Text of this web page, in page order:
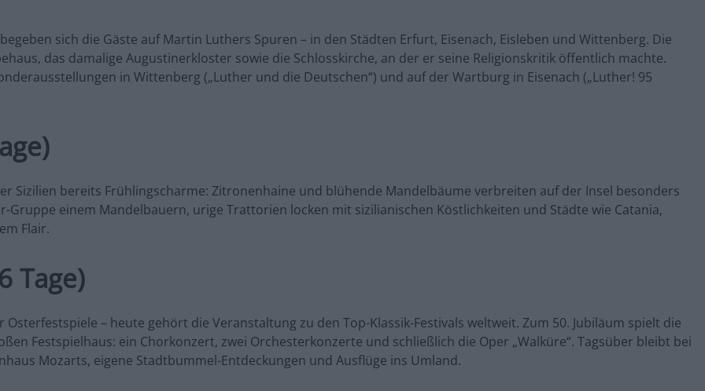
sich die Gäste auf Martin Luthers Spuren – in den Städten Erfurt, Eisenach, Eisleben und Wittenberg. Die
das damalige Augustinerkloster sowie die Schlosskirche, an der er seine Religionskritik öffentlich machte.
in Wittenberg („Luther und die Deutschen“) und auf der Wartburg in Eisenach („Luther! 95
Sizilien bereits Frühlingscharme: Zitronenhaine und blühende Mandelbäume verbreiten auf der Insel besonders
Gruppe einem Mandelbauern, urige Trattorien locken mit sizilianischen Köstlichkeiten und Städte wie Catania,
Flair.
Tage)
– heute gehört die Veranstaltung zu den Top-Klassik-Festivals weltweit. Zum 50. Jubiläum spielt die
Festspielhaus: ein Chorkonzert, zwei Orchesterkonzerte und schließlich die Oper „Walküre“. Tagsüber bleibt bei
Mozarts, eigene Stadtbummel-Entdeckungen und Ausflüge ins Umland.